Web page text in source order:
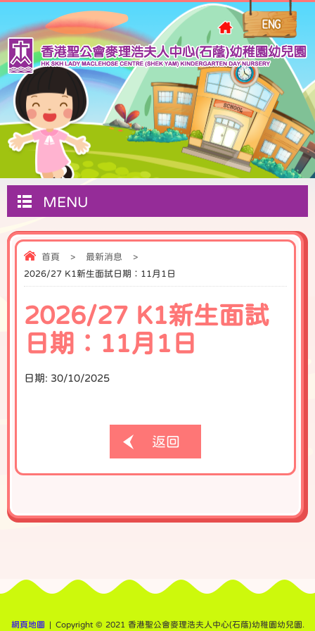
MENU
首頁 > 最新消息
>
2026/27 K1新生面試日期︰11月1日
2026/27 K1新生面試
日期︰11月1日
日期: 30/10/2025
返回
網頁地圖 | Copyright © 2021 香港聖公會麥理浩夫人中心(石蔭)幼稚園幼兒園.